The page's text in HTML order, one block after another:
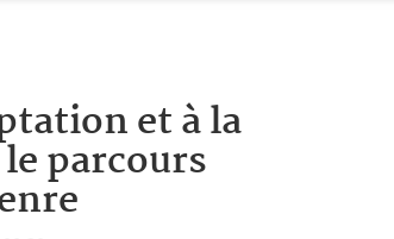
et à la
parcours